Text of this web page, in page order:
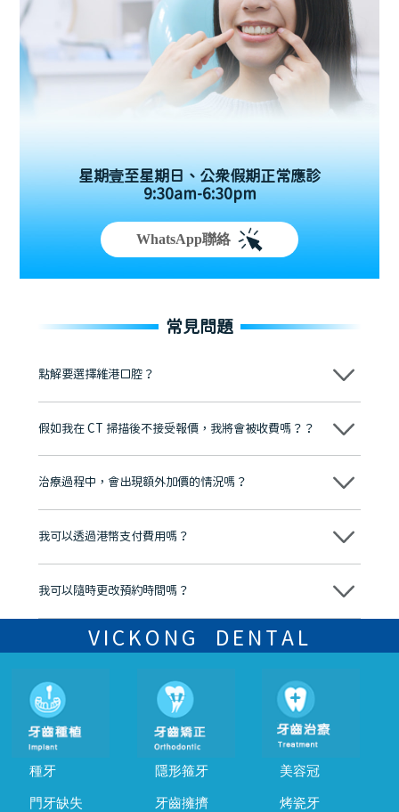
星期壹至星期日、公眾假期正常應診
9:30am-6:30pm
WhatsApp聯絡
常見問題
點解要選擇維港口腔？
維港口腔踐行「醫道濟世」的大學校訓，各分院匯聚來自香港、內地的
牌」、「2025香港企業領袖品牌」，是諾貝爾種植系統全球放心植牙中
至今已服務超過三十個國家和地區的顧客，受到粵港澳大灣區及周邊城
市市民極高的口碑評價及信任推薦 珠海、深圳設有八大分院，香港亦設
有咨詢及服務保障中心，有任何問題都可以隨時預約免費咨詢，讓人十
假如我在 CT 掃描後不接受報價，我將會被收費嗎？？
不會！只要未開始實際服務之前，你不會被收取任何費用。
治療過程中，會出現額外加價的情況嗎？
不會，治療前我們會詳細說明治療方案及對應的價錢，顧客同意並簽字
我可以透過港幣支付費用嗎？
可以。維港口腔會按照當日匯率轉算收取費用，而匯率會及時告知客人
我可以隨時更改預約時間嗎？
可以，請盡早通過wechat或whatsapp聯絡我們，告知我們你原本預約
的時間及資料，並且重新預約的日期及時段
VICKONG DENTAL
種牙
門牙缺失
隱形箍牙
牙齒擁擠
美容冠
烤瓷牙